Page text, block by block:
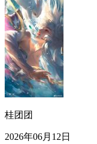
桂团团
2026年06月12日